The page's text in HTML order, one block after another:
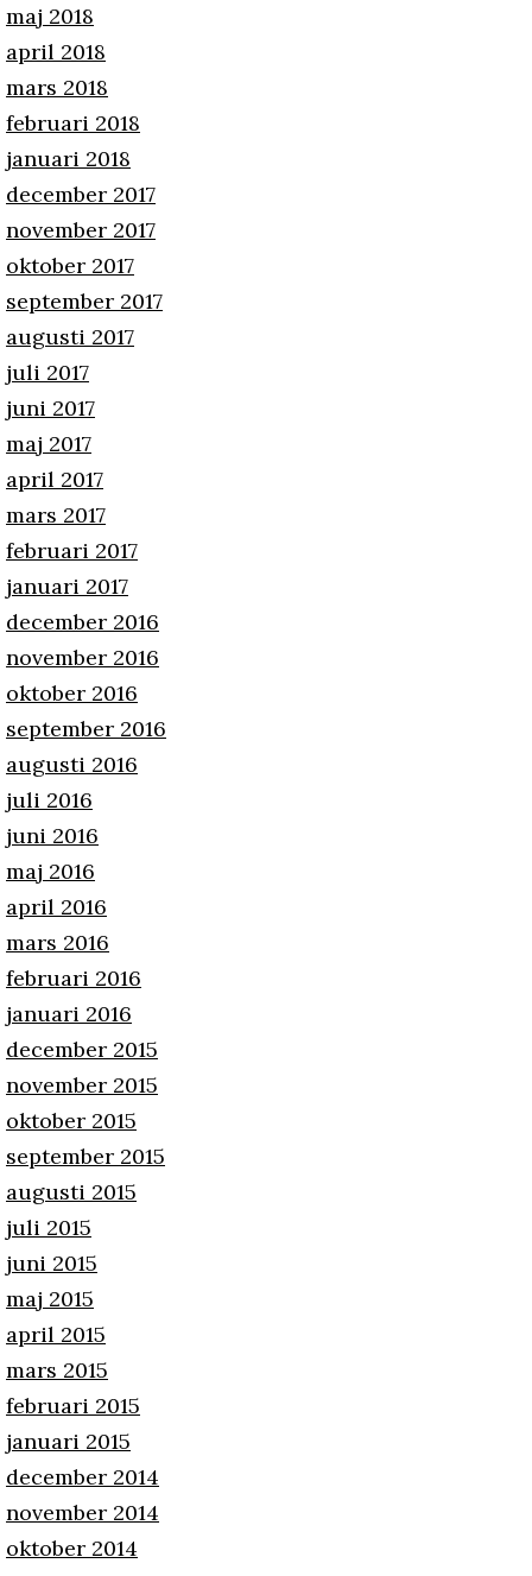
maj 2018
april 2018
mars 2018
februari 2018
januari 2018
december 2017
november 2017
oktober 2017
september 2017
augusti 2017
juli 2017
juni 2017
maj 2017
april 2017
mars 2017
februari 2017
januari 2017
december 2016
november 2016
oktober 2016
september 2016
augusti 2016
juli 2016
juni 2016
maj 2016
april 2016
mars 2016
februari 2016
januari 2016
december 2015
november 2015
oktober 2015
september 2015
augusti 2015
juli 2015
juni 2015
maj 2015
april 2015
mars 2015
februari 2015
januari 2015
december 2014
november 2014
oktober 2014